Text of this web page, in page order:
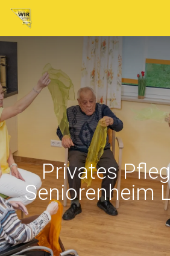
Privates
Seniorenheim